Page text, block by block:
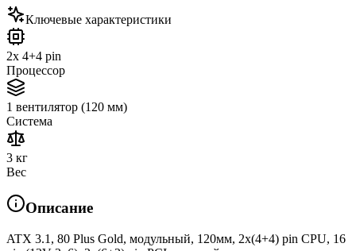
Ключевые характеристики
2x 4+4 pin
Процессор
1 вентилятор (120 мм)
Система
3 кг
Вес
Описание
ATX 3.1, 80 Plus Gold, модульный, 120мм, 2x(4+4) pin CPU, 16